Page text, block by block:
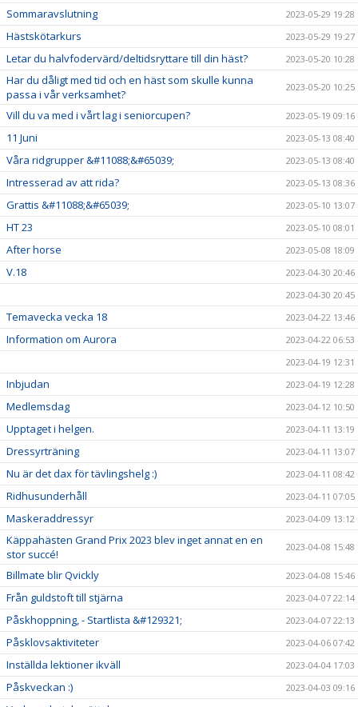
Sommaravslutning 2023-05-29 19:28
Hästskötarkurs 2023-05-29 19:27
Letar du halvfodervärd/deltidsryttare till din häst? 2023-05-20 10:28
Har du dåligt med tid och en häst som skulle kunna
passa i vår verksamhet?
2023-05-20 10:25
Vill du va med i vårt lag i seniorcupen? 2023-05-19 09:16
11 Juni 2023-05-13 08:40
Våra ridgrupper &#11088;&#65039; 2023-05-13 08:40
Intresserad av att rida? 2023-05-13 08:36
Grattis &#11088;&#65039; 2023-05-10 13:07
HT 23 2023-05-10 08:01
After horse 2023-05-08 18:09
V.18
2023-04-30 20:46
2023-04-30 20:45
Temavecka vecka 18 2023-04-22 13:46
Information om Aurora
2023-04-22 06:53
2023-04-19 12:31
Inbjudan 2023-04-19 12:28
Medlemsdag 2023-04-12 10:50
Upptaget i helgen. 2023-04-11 13:19
Dressyrträning 2023-04-11 13:07
Nu är det dax för tävlingshelg :) 2023-04-11 08:42
Ridhusunderhåll 2023-04-11 07:05
Maskeraddressyr 2023-04-09 13:12
Käppahästen Grand Prix 2023 blev inget annat en en
stor succé!
2023-04-08 15:48
Billmate blir Qvickly 2023-04-08 15:46
Från guldstoft till stjärna 2023-04-07 22:14
Påskhoppning, - Startlista &#129321; 2023-04-07 22:13
Påsklovsaktiviteter 2023-04-06 07:42
Inställda lektioner ikväll 2023-04-04 17:03
Påskveckan :) 2023-04-03 09:16